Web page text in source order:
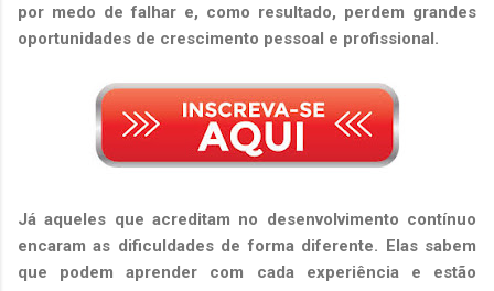
por medo de falhar e, como resultado, perdem grandes
oportunidades de crescimento pessoal e profissional.
Já aqueles que acreditam no desenvolvimento contínuo
encaram as dificuldades de forma diferente. Elas sabem
que podem aprender com cada experiência e estão